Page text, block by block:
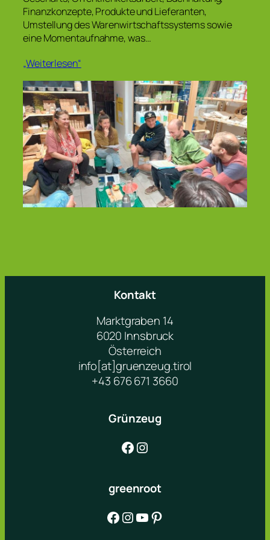
Finanzkonzepte, Produkte und Lieferanten,
Umstellung des Warenwirtschaftssystems sowie
eine Momentaufnahme, was…
„Weiterlesen“
Kontakt
Marktgraben 14
6020 Innsbruck
Österreich
info[at]gruenzeug.tirol
+43 676 671 3660
Grünzeug
Facebook Instagram
greenroot
Facebook Instagram YouTube Pinterest